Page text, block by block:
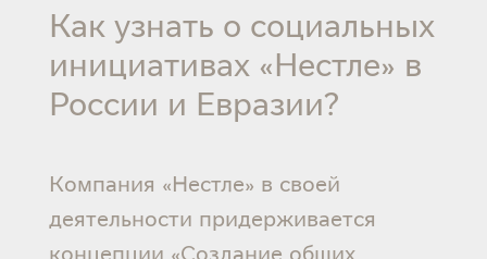
Как узнать о социальных
инициативах «Нестле» в
России и Евразии?
Компания «Нестле» в своей
деятельности придерживается
концепции «Создание общих